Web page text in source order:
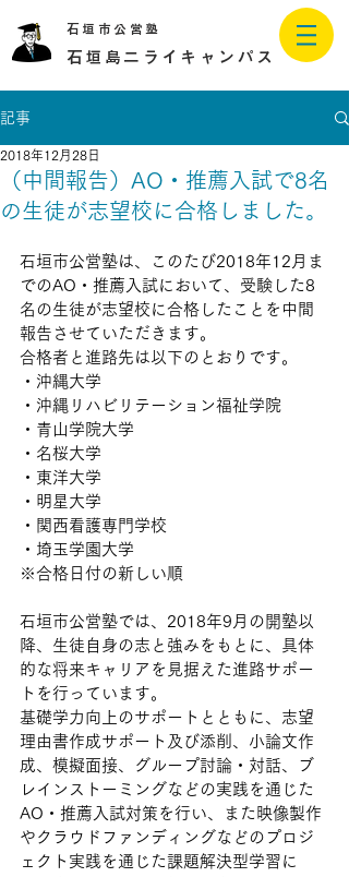
石垣市公営塾
石垣島二ライキャンパス
記事
（中間報告）AO・推薦入試で8名
の生徒が志望校に合格しました。
2018年12月28日
石垣市公営塾は、このたび2018年12月ま
でのAO・推薦入試において、受験した8
名の生徒が志望校に合格したことを中間
報告させていただきます。
合格者と進路先は以下のとおりです。
・沖縄大学
・沖縄リハビリテーション福祉学院
・青山学院大学
・名桜大学
・東洋大学
・明星大学
・関西看護専門学校
・埼玉学園大学
※合格日付の新しい順
石垣市公営塾では、2018年9月の開塾以
降、生徒自身の志と強みをもとに、具体
的な将来キャリアを見据えた進路サポー
トを行っています。
基礎学力向上のサポートとともに、志望
理由書作成サポート及び添削、小論文作
成、模擬面接、グループ討論・対話、ブ
レインストーミングなどの実践を通じた
AO・推薦入試対策を行い、また映像製作
やクラウドファンディングなどのプロジ
ェクト実践を通じた課題解決型学習に